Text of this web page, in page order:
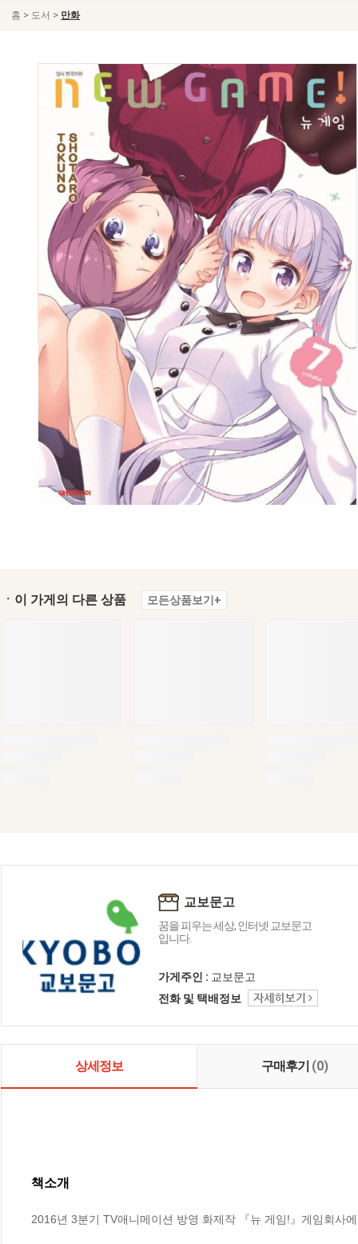
홈 > 도서 > 만화
ㆍ이 가게의 다른 상품 모든상품보기+
교보문고
꿈을 피우는 세상, 인터넷 교보문고
입니다.
가게주인 : 교보문고
전화 및 택배정보
상세정보 구매후기 (0)
책소개
2016년 3분기 TV애니메이션 방영 화제작 『뉴 게임!』게임회사